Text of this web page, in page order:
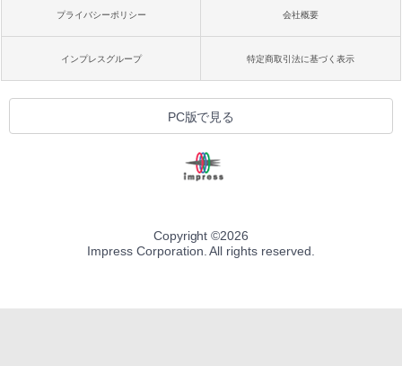
プライバシーポリシー 会社概要
インプレスグループ 特定商取引法に基づく表示
PC版で見る
Copyright ©2026
Impress Corporation. All rights reserved.